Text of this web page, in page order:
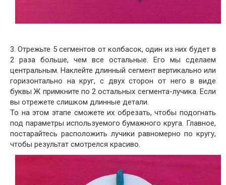
3. Отрежьте 5 сегментов от колбасок, один из них будет в
2 раза больше, чем все остальные. Его мы сделаем
центральным. Наклейте длинный сегмент вертикально или
горизонтально на круг, с двух сторон от него в виде
буквы Ж примкните по 2 остальных сегмента-лучика. Если
вы отрежете слишком длинные детали.
То на этом этапе сможете их обрезать, чтобы подогнать
под параметры используемого бумажного круга. Главное,
постарайтесь расположить лучики равномерно по кругу,
чтобы результат смотрелся красиво.